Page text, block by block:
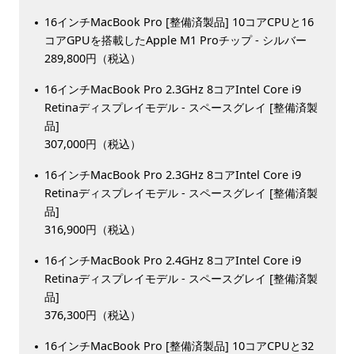
16インチMacBook Pro [整備済製品] 10コアCPUと16
コアGPUを搭載したApple M1 Proチップ - シルバー
289,800円（税込）
16インチMacBook Pro 2.3GHz 8コアIntel Core i9
Retinaディスプレイモデル - スペースグレイ [整備済製
品]
307,000円（税込）
16インチMacBook Pro 2.3GHz 8コアIntel Core i9
Retinaディスプレイモデル - スペースグレイ [整備済製
品]
316,900円（税込）
16インチMacBook Pro 2.4GHz 8コアIntel Core i9
Retinaディスプレイモデル - スペースグレイ [整備済製
品]
376,300円（税込）
16インチMacBook Pro [整備済製品] 10コアCPUと32